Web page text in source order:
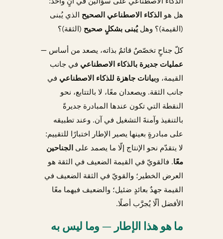
هل هو الذكاء الاصطناعي الصحيح الذي يُبنى
(القيمة)؟ وهليُبنى بشكلٍ صحيح (الثقة)؟
كلّ جناحٍ تخصّصٌ قائمٌ بذاته، يصعد من أساس —
عمليات جديرة بالذكاء الاصطناعي في جانب
القيمة، وبيانات جاهزة للذكاء الاصطناعي في
جانب الثقة. ويصعدان معًا، لا بالتتابع، نحو
النقطة التي تكون عندها المبادرة جديرةً
بالتنفيذ وآمنةَ التشغيل في آن. وعند تطبيقه
على مبادرةٍ بعينها يصير الإطار اختبارًا للتقييم:
لا يتقدّم نحو الإنتاج إلّا ما يصمد على الجناحين
معًا. فالقويّ في القيمة الضعيف في الثقة هو
العرض الخطير؛ والقويّ في الثقة الضعيف في
القيمة جهدٌ بعائدٍ ضئيل؛ والضعيف فيهما معًا
الأفضل ألّا يُجرَّب أصلًا.
ما هو هذا الإطار — وما ليس به